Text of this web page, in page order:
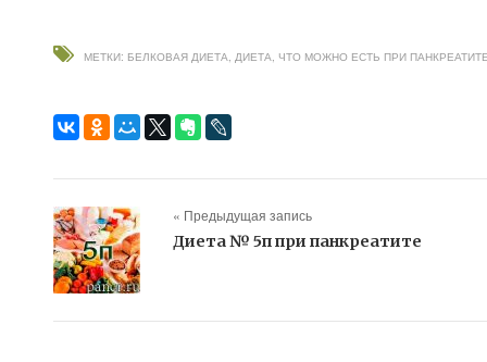
МЕТКИ: БЕЛКОВАЯ ДИЕТА ДИЕТА ЧТО МОЖНО ЕСТЬ ПРИ
« Предыдущая запись
Диета № 5п при панкреатите